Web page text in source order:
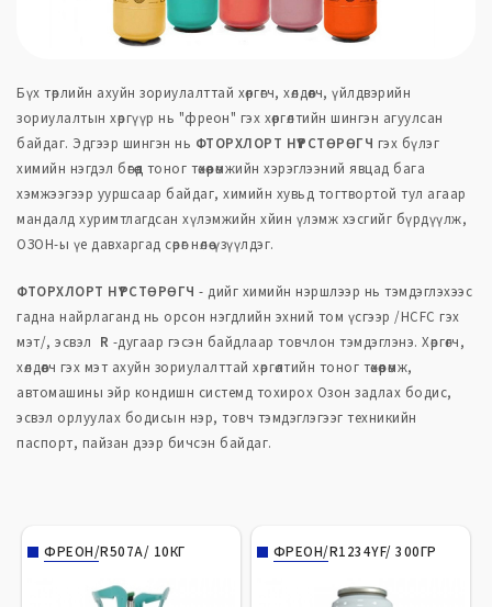
Бүх төрлийн ахуйн зориулалттай хөргөгч, хөлдөөгч, үйлдвэрийн
зориулалтын хөргүүр нь "фреон" гэх хөргөлтийн шингэн агуулсан
байдаг. Эдгээр шингэн нь ФТОРХЛОРТ НҮҮРСТӨРӨГЧ гэх бүлэг
химийн нэгдэл бөгөөд тоног төхөөрөмжийн хэрэглээний явцад бага
хэмжээгээр ууршсаар байдаг, химийн хувьд тогтвортой тул агаар
мандалд хуримтлагдсан хүлэмжийн хйин үлэмж хэсгийг бүрдүүлж,
ОЗОН-ы үе давхаргад сөрөг нөлөө үзүүлдэг.
ФТОРХЛОРТ НҮҮРСТӨРӨГЧ - дийг химийн нэршлээр нь тэмдэглэхээс
гадна найрлаганд нь орсон нэгдлийн эхний том үсгээр /HCFC гэх
мэт/, эсвэл R -дугаар гэсэн байдлаар товчлон тэмдэглэнэ. Хөргөгч,
хөлдөөгч гэх мэт ахуйн зориулалттай хөргөлтийн тоног төхөөрөмж,
автомашины эйр кондишн системд тохирох Озон задлах бодис,
эсвэл орлуулах бодисын нэр, товч тэмдэглэгээг техникийн
паспорт, пайзан дээр бичсэн байдаг.
ФРЕОН/R507A/ 10КГ ФРЕОН/R1234YF/ 300ГР